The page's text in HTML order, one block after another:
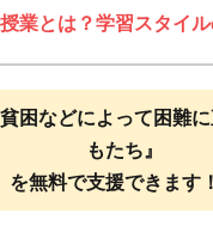
業とは？学習スタイ
貧困などによって困難
もたち』
を無料で支援できます